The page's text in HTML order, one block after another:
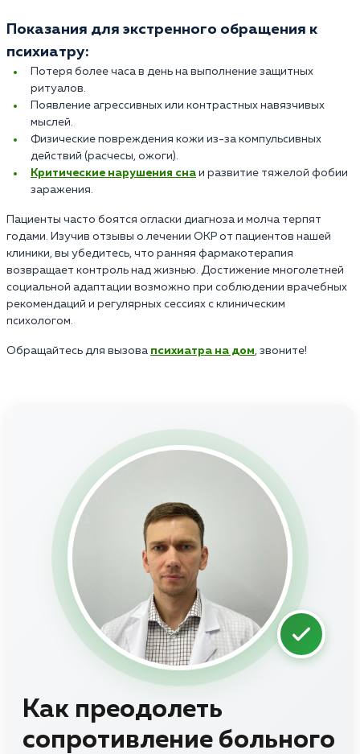
Показания для экстренного обращения к
психиатру:
Потеря более часа в день на выполнение защитных
ритуалов.
Появление агрессивных или контрастных навязчивых
мыслей.
Физические повреждения кожи из-за компульсивных
действий (расчесы, ожоги).
Критические нарушения сна и развитие тяжелой фобии
заражения.
Пациенты часто боятся огласки диагноза и молча терпят
годами. Изучив отзывы о лечении ОКР от пациентов нашей
клиники, вы убедитесь, что ранняя фармакотерапия
возвращает контроль над жизнью. Достижение многолетней
социальной адаптации возможно при соблюдении врачебных
рекомендаций и регулярных сессиях с клиническим
психологом.
Обращайтесь для вызова психиатра на дом, звоните!
Как преодолеть
сопротивление больного